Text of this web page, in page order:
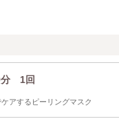
分 1回
アするピーリングマスク